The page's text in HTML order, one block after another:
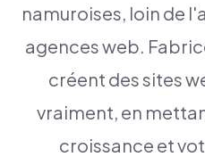
namuroises, loin de
agences web.
créent des sites
vraiment, en
croissance et